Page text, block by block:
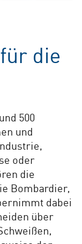
die
500
und
oder
die
Bombardier,
dabei
über